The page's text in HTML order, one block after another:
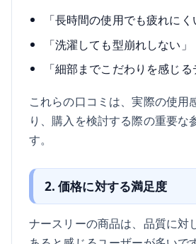
「長時間の使用でも疲れにく
「洗濯しても型崩れしない」
「細部までこだわりを感じる
これらの口コミは、実際の使用
り、購入を検討する際の重要な
す。
2. 価格に対する満足度
ナースリーの商品は、品質に対